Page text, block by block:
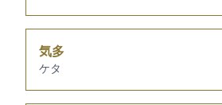
気多
ケタ